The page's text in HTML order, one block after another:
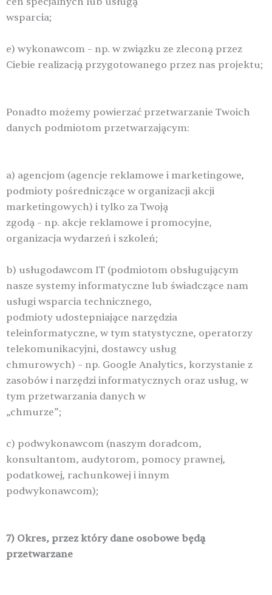
wsparcia;
e) wykonawcom – np. w związku ze zleconą przez
Ciebie realizacją przygotowanego przez nas projektu;
Ponadto możemy powierzać przetwarzanie Twoich
danych podmiotom przetwarzającym:
a) agencjom (agencje reklamowe i marketingowe,
podmioty pośredniczące w organizacji akcji
marketingowych) i tylko za Twoją
zgodą – np. akcje reklamowe i promocyjne,
organizacja wydarzeń i szkoleń;
b) usługodawcom IT (podmiotom obsługującym
nasze systemy informatyczne lub świadczące nam
usługi wsparcia technicznego,
podmioty udostepniające narzędzia
teleinformatyczne, w tym statystyczne, operatorzy
telekomunikacyjni, dostawcy usług
chmurowych) – np. Google Analytics, korzystanie z
zasobów i narzędzi informatycznych oraz usług, w
tym przetwarzania danych w
„chmurze”;
c) podwykonawcom (naszym doradcom,
konsultantom, audytorom, pomocy prawnej,
podatkowej, rachunkowej i innym
podwykonawcom);
7) Okres, przez który dane osobowe będą
przetwarzane